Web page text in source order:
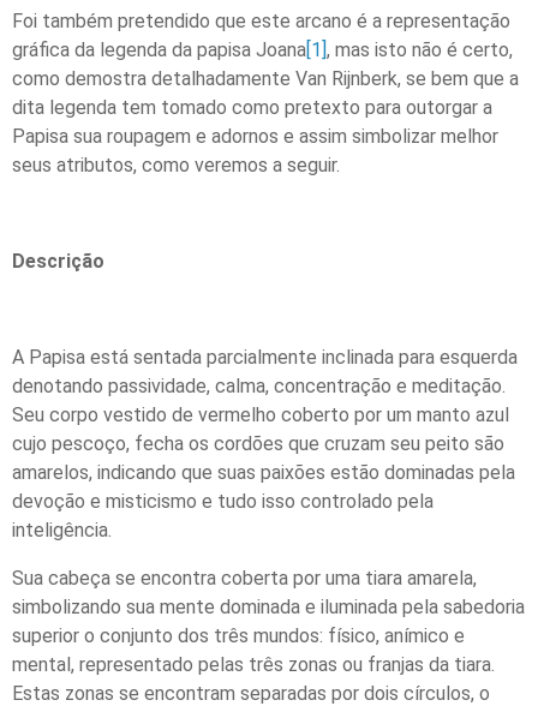
Foi também pretendido que este arcano é a representação
gráfica da legenda da papisa Joana [1] , mas isto não é certo,
como demostra detalhadamente Van Rijnberk, se bem que a
dita legenda tem tomado como pretexto para outorgar a
Papisa sua roupagem e adornos e assim simbolizar melhor
seus atributos, como veremos a seguir.
Descrição
A Papisa está sentada parcialmente inclinada para esquerda
denotando passividade, calma, concentração e meditação.
Seu corpo vestido de vermelho coberto por um manto azul
cujo pescoço, fecha os cordões que cruzam seu peito são
amarelos, indicando que suas paixões estão dominadas pela
devoção e misticismo e tudo isso controlado pela
inteligência.
Sua cabeça se encontra coberta por uma tiara amarela,
simbolizando sua mente dominada e iluminada pela sabedoria
superior o conjunto dos três mundos: físico, anímico e
mental, representado pelas três zonas ou franjas da tiara.
Estas zonas se encontram separadas por dois círculos, o